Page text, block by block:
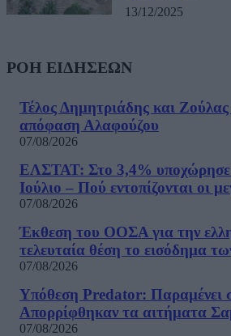
13/12/2025
ΡΟΗ ΕΙΔΗΣΕΩΝ
Τέλος Δημητριάδης και
απόφαση Αλαφούζου
07/08/2026
ΕΛΣΤΑΤ: Στο 3,4% υποχώρησε
Ιούλιο – Πού εντοπίζονται οι
07/08/2026
Έκθεση του ΟΟΣΑ για την
τελευταία θέση το εισόδημα
07/08/2026
Υπόθεση Predator: Παραμένει
Απορρίφθηκαν τα αιτήματα
07/08/2026